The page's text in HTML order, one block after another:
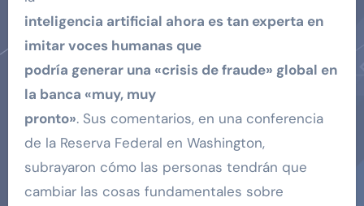
inteligencia artificial ahora es tan experta en
imitar voces humanas que
podría generar una «crisis de fraude» global en
la banca «muy, muy
pronto». Sus comentarios, en una conferencia
de la Reserva Federal en Washington,
subrayaron cómo las personas tendrán que
cambiar las cosas fundamentales sobre